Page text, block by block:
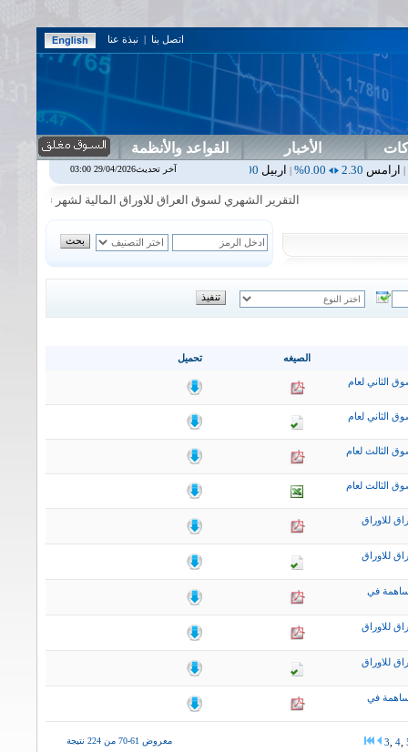
اتصل بنا | نبذة عنا
الأخبار القواعد والأنظمة
0.00%
|اربيل0.00
0.00%
|اس بنك 0.00%
|اسفنج1.87
التقرير الشهري لسوق العراق للاوراق المالية لشهر تموز2026
تحميل الصيغه
الثاني لعام
الثاني لعام
الثالث لعام
الثالث لعام
للاوراق
للاوراق
في
للاوراق
للاوراق
في
معروض 61-70 من 224 نتيجة 3 4